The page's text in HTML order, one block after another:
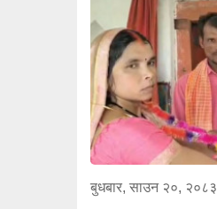
बुधबार, साउन २०, २०८३